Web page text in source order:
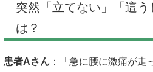
突然「立てない」「這う
は？
患者Aさん ：「急に腰に激痛が走